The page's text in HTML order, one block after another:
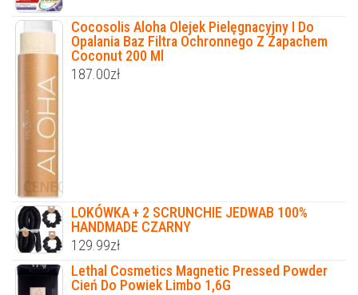
Cocosolis Aloha Olejek Pielęgnacyjny I Do
Opalania Baz Filtra Ochronnego Z Zapachem
Coconut 200 Ml
187.00zł
LOKÓWKA + 2 SCRUNCHIE JEDWAB 100%
HANDMADE CZARNY
129.99zł
Lethal Cosmetics Magnetic Pressed Powder
Cień Do Powiek Limbo 1,6G